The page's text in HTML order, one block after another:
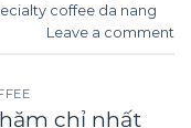
coffee da nang
Leave a comment
chỉ nhất